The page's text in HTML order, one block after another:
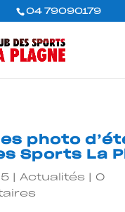
04 79090179
photo
Sports La
| Actualités| 0